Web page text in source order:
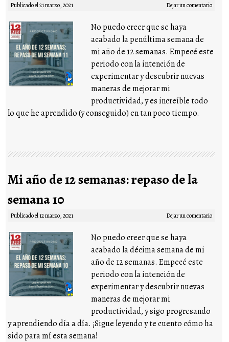
Publicado el21 marzo, 2021 Dejar un comentario
No puedo creer que se haya
acabado la penúltima semana de
mi año de 12 semanas. Empecé este
periodo con la intención de
experimentar y descubrir nuevas
maneras de mejorar mi
productividad, y es increíble todo
lo que he aprendido (y conseguido) en tan poco tiempo.
Mi año de 12 semanas: repaso de la
semana 10
Publicado el12 marzo, 2021 Dejar un comentario
No puedo creer que se haya
acabado la décima semana de mi
año de 12 semanas. Empecé este
periodo con la intención de
experimentar y descubrir nuevas
maneras de mejorar mi
productividad, y sigo progresando
y aprendiendo día a día. ¡Sigue leyendo y te cuento cómo ha
sido para mí esta semana!